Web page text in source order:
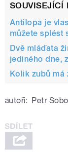
SOUVISEJÍCÍ
Antilopa je
můžete splést
Dvě mláďata
jediného dne,
Kolik zubů má
autoři: Petr